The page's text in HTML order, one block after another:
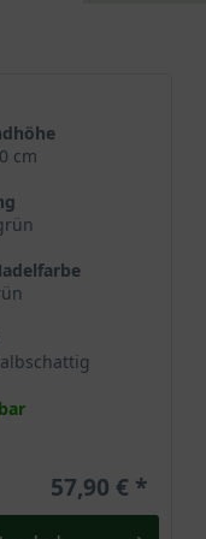
cm
57,90 €